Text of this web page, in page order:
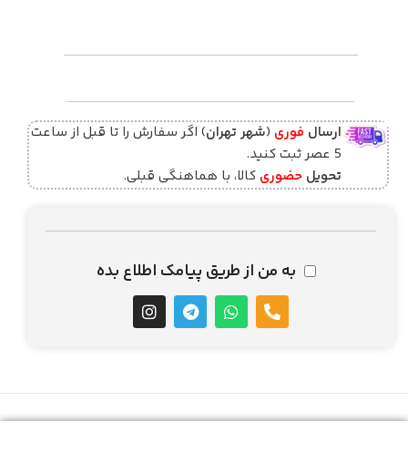
ارسال فوری (شهر تهران) اگر سفارش را تا قبل از ساعت
5 عصر ثبت کنید.
تحویل حضوری کالا، با هماهنگی قبلی.
به من از طریق پیامک اطلاع بده